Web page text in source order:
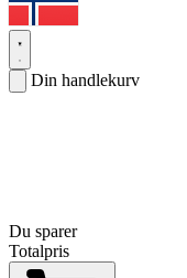
Din handlekurv
Du sparer
Totalpris